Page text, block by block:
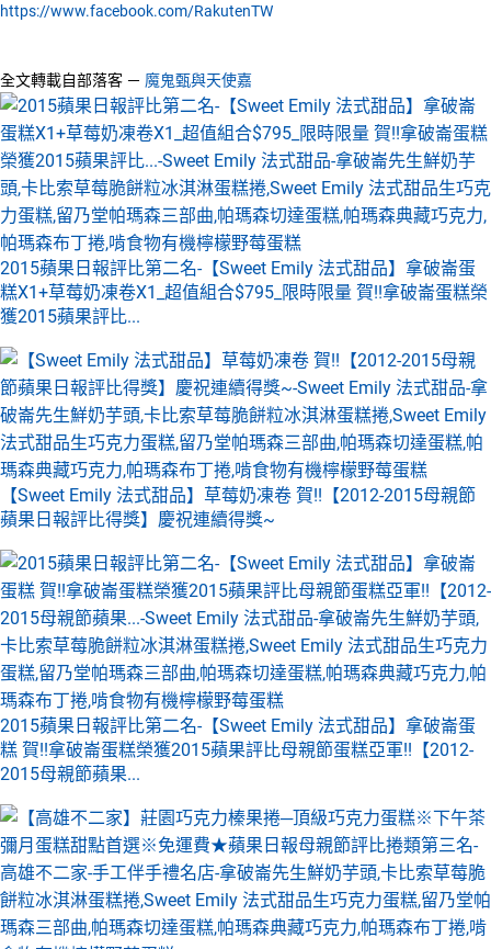
https://www.facebook.com/RakutenTW
全文轉載自部落客 － 魔鬼甄與天使嘉
2015蘋果日報評比第二名-【Sweet Emily 法式甜品】拿破崙蛋
糕X1+草莓奶凍卷X1_超值組合$795_限時限量 賀!!拿破崙蛋糕榮
獲2015蘋果評比...
【Sweet Emily 法式甜品】草莓奶凍卷 賀!!【2012-2015母親節
蘋果日報評比得獎】慶祝連續得獎~
2015蘋果日報評比第二名-【Sweet Emily 法式甜品】拿破崙蛋
糕 賀!!拿破崙蛋糕榮獲2015蘋果評比母親節蛋糕亞軍!!【2012-
2015母親節蘋果...